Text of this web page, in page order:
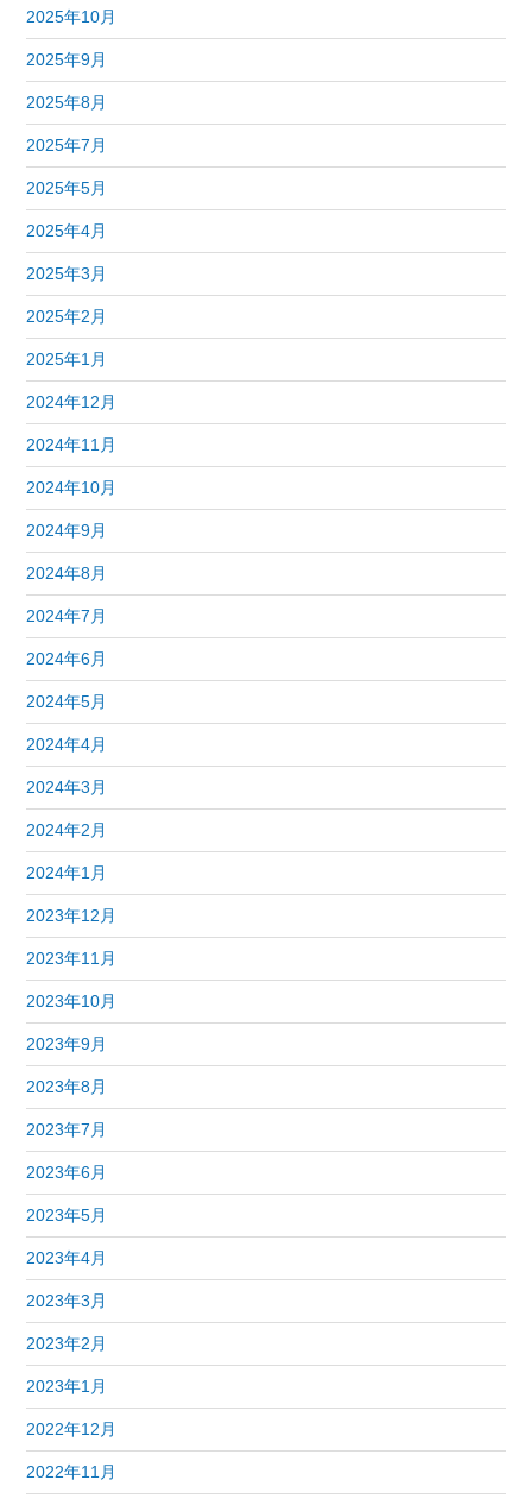
2025年10月
2025年9月
2025年8月
2025年7月
2025年5月
2025年4月
2025年3月
2025年2月
2025年1月
2024年12月
2024年11月
2024年10月
2024年9月
2024年8月
2024年7月
2024年6月
2024年5月
2024年4月
2024年3月
2024年2月
2024年1月
2023年12月
2023年11月
2023年10月
2023年9月
2023年8月
2023年7月
2023年6月
2023年5月
2023年4月
2023年3月
2023年2月
2023年1月
2022年12月
2022年11月